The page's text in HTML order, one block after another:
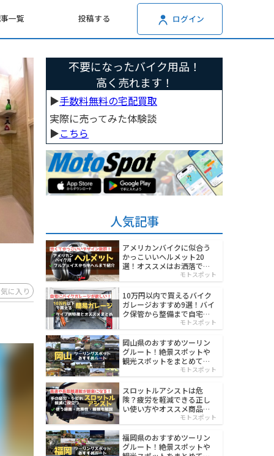
一覧 投稿する ログイン
に入り
不要になったバイク用品！
高く売れます！
▶︎手数料無料の宅配買取
実際に売ってみた体験談
▶︎こちら
人気記事
アメリカンバイクに似合う
かっこいいヘルメット20
選！オススメはお洒落でワ
モトスポット
10万円以内で買えるバイク
ガレージおすすめ9選！バイ
ク保管から整備まで自宅で
モトスポット
岡山県のおすすめツーリン
グルート！絶景スポットや
観光スポットをまとめて紹
モトスポット
スロットルアシストは危
険？疲労を軽減できる正し
い使い方やオススメ商品を
モトスポット
福岡県のおすすめツーリン
グルート！絶景スポットや